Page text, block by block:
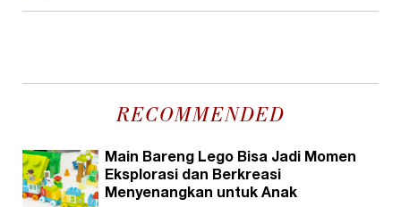
RECOMMENDED
Main Bareng Lego Bisa Jadi Momen
Eksplorasi dan Berkreasi
Menyenangkan untuk Anak